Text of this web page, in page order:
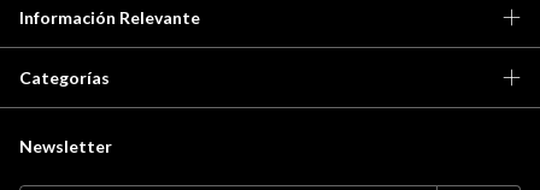
Información Relevante
Categorías
Newsletter